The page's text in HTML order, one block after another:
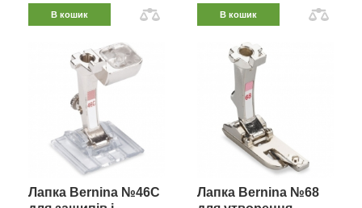
В кошик В кошик
Лапка Bernina №46C
Лапка Bernina №68